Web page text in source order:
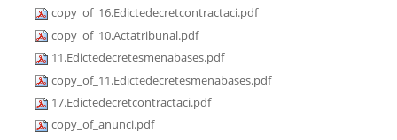
copy_of_16.Edictedecretcontractaci.pdf
copy_of_10.Actatribunal.pdf
11.Edictedecretesmenabases.pdf
copy_of_11.Edictedecretesmenabases.pdf
17.Edictedecretcontractaci.pdf
copy_of_anunci.pdf